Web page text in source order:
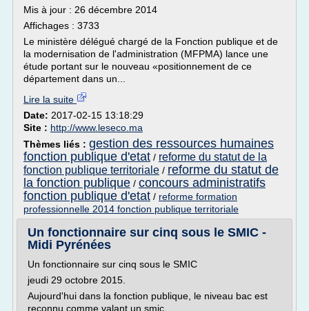
Mis à jour : 26 décembre 2014
Affichages : 3733
Le ministère délégué chargé de la Fonction publique et de
la modernisation de l'administration (MFPMA) lance une
étude portant sur le nouveau «positionnement de ce
département dans un...
Lire la suite
Date: 2017-02-15 13:18:29
Site : http://www.leseco.ma
Thèmes liés : gestion des ressources humaines
fonction publique d'etat / reforme du statut de la
fonction publique territoriale / reforme du statut de
la fonction publique / concours administratifs
fonction publique d'etat / reforme formation
professionnelle 2014 fonction publique territoriale
Un fonctionnaire sur cinq sous le SMIC -
Midi Pyrénées
Un fonctionnaire sur cinq sous le SMIC
jeudi 29 octobre 2015.
Aujourd'hui dans la fonction publique, le niveau bac est
reconnu comme valant un smic.